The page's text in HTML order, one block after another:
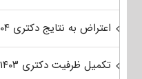
اعتراض به نتایج دکتری ۱۴۰۴
تکمیل ظرفیت دکتری ۱۴۰۳